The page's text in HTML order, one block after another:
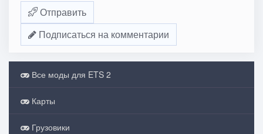
Отправить
Подписаться на комментарии
Все моды для ETS 2
Карты
Грузовики